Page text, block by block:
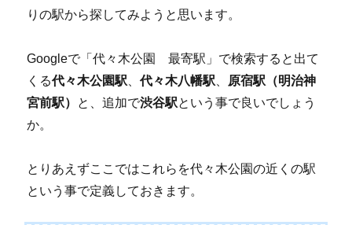
りの駅から探してみようと思います。
Googleで「代々木公園 最寄駅」で検索すると出て
くる代々木公園駅 、代々木八幡駅
原宿駅（明治神
宮前駅） と、追加で渋谷駅という事で良いでしょう
か。
とりあえずここではこれらを代々木公園の近くの駅
という事で定義しておきます。